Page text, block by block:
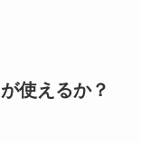
使えるか？